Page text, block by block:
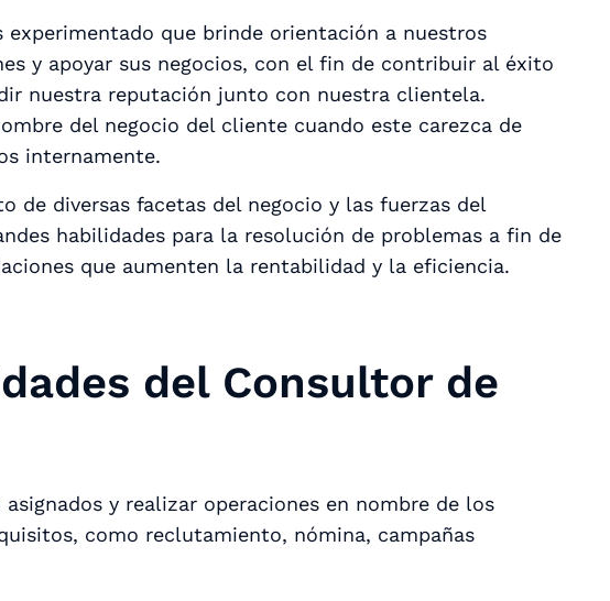
experimentado que brinde orientación a nuestros
y apoyar sus negocios, con el fin de contribuir al éxito
nuestra reputación junto con nuestra clientela.
del negocio del cliente cuando este carezca de
internamente.
de diversas facetas del negocio y las fuerzas del
habilidades para la resolución de problemas a fin de
que aumenten la rentabilidad y la eficiencia.
del Consultor de
y realizar operaciones en nombre de los
como reclutamiento, nómina, campañas